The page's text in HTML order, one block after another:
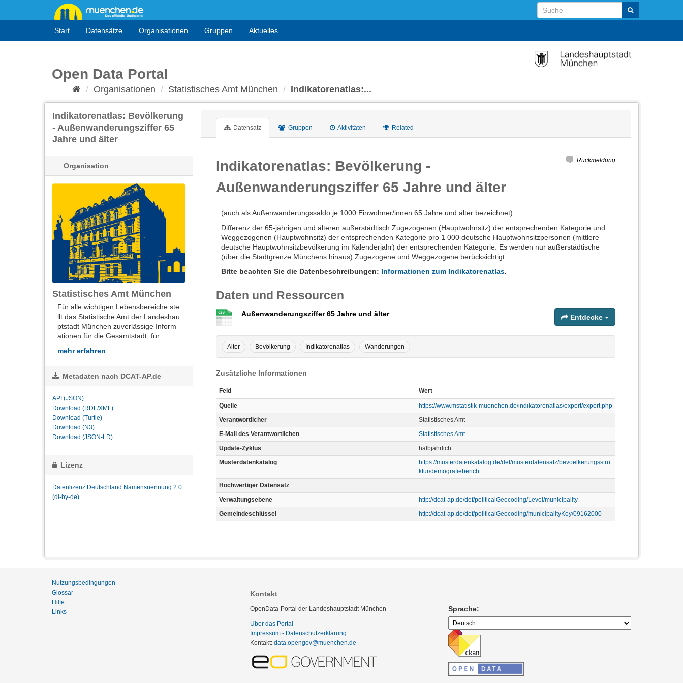
Start Datensätze Organisationen Gruppen Aktuelles
Open Data Portal
Organisationen Statistisches Amt München Indikatorenatlas:...
Indikatorenatlas: Bevölkerung
- Außenwanderungsziffer 65
Jahre und älter
Organisation
Statistisches Amt München
Für alle wich­ti­gen Le­bens­be­rei­che ste
llt das Sta­tis­ti­sche Amt der Lan­des­hau
ptstadt Mün­chen zu­ver­läs­si­ge In­for­m
a­tio­nen für die Ge­samt­stadt, für...
mehr erfahren
Metadaten nach DCAT-AP.de
API (JSON)
Download (RDF/XML)
Download (Turtle)
Download (N3)
Download (JSON-LD)
Lizenz
Datenlizenz Deutschland Namensnennung 2.0
(dl-by-de)
Datensatz Gruppen Aktivitäten Related
Rückmeldung
Indikatorenatlas: Bevölkerung -
Außenwanderungsziffer 65 Jahre und älter
(auch als Außenwanderungssaldo je 1000 Einwohner/innen 65 Jahre und älter bezeichnet)
Differenz der 65-jährigen und älteren außerstädtisch Zugezogenen (Hauptwohnsitz) der entsprechenden Kategorie und
Weggezogenen (Hauptwohnsitz) der entsprechenden Kategorie pro 1 000 deutsche Hauptwohnsitzpersonen (mittlere
deutsche Hauptwohnsitzbevölkerung im Kalenderjahr) der entsprechenden Kategorie. Es werden nur außerstädtische
(über die Stadtgrenze Münchens hinaus) Zugezogene und Weggezogene berücksichtigt.
Bitte beachten Sie die Datenbeschreibungen: Informationen zum Indikatorenatlas.
Daten und Ressourcen
Außenwanderungsziffer 65 Jahre und älter Entdecke
Alter Bevölkerung Indikatorenatlas Wanderungen
Zusätzliche Informationen
Feld Wert
Quelle
https://www.mstatistik-muenchen.de/indikatorenatlas/export/export.php
Verantwortlicher
Statistisches Amt
E-Mail des Verantwortlichen
Statistisches Amt
Update-Zyklus
halbjährlich
Musterdatenkatalog
https://musterdatenkatalog.de/def/musterdatensatz/bevoelkerungsstru
ktur/demografiebericht
Hochwertiger Datensatz
Verwaltungsebene
http://dcat-ap.de/def/politicalGeocoding/Level/municipality
Gemeindeschlüssel
http://dcat-ap.de/def/politicalGeocoding/municipalityKey/09162000
Nutzungsbedingungen
Glossar
Hilfe
Links
Kontakt
OpenData-Portal der Landeshauptstadt München
Über das Portal
Impressum - Datenschutzerklärung
Kontakt: data.opengov@muenchen.de
Sprache